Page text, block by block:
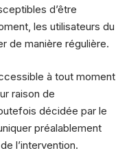
d’être
les utilisateurs du
de manière régulière.
à tout moment
raison de
décidée par le
préalablement
l’intervention.